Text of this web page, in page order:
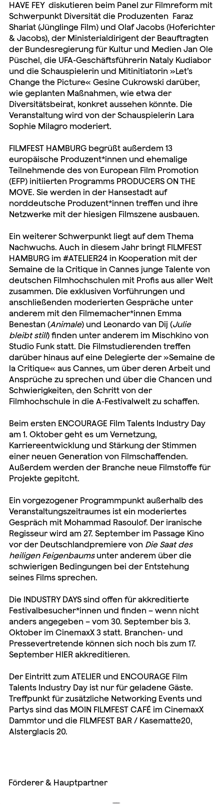
HAVE FEY diskutieren beim Panel zur Filmreform mit
Schwerpunkt Diversität die Produzenten Faraz
Shariat (Jünglinge Film) und Olaf Jacobs (Hoferichter
& Jacobs), der Ministerialdirigent der Beauftragten
der Bundesregierung für Kultur und Medien Jan Ole
Püschel, die UFA-Geschäftsführerin Nataly Kudiabor
und die Schauspielerin und Mitinitiatorin »Let’s
Change the Picture« Gesine Cukrowski darüber,
wie geplanten Maßnahmen, wie etwa der
Diversitätsbeirat, konkret aussehen könnte. Die
Veranstaltung wird von der Schauspielerin Lara
Sophie Milagromoderiert.
FILMFEST HAMBURG begrüßt außerdem 13
europäische Produzent*innen und ehemalige
Teilnehmende des von European Film Promotion
(EFP) initiierten Programms PRODUCERS ON THE
MOVE. Sie werden in der Hansestadt auf
norddeutsche Produzent*innen treffen und ihre
Netzwerke mit der hiesigen Filmszene ausbauen.
Ein weiterer Schwerpunkt liegt auf dem Thema
Nachwuchs. Auch in diesem Jahr bringt FILMFEST
HAMBURG im #ATELIER24 in Kooperation mit der
Semaine de la Critique in Cannes junge Talente von
deutschen Filmhochschulen mit Profis aus aller Welt
zusammen. Die exklusiven Vorführungen und
anschließenden moderierten Gespräche unter
anderem mit den Filmemacher*innen Emma
Benestan (Animale) und Leonardo van Dij (Julie
bleibt still) finden unter anderem im Mischkino von
Studio Funk statt. Die Filmstudierenden treffen
darüber hinaus auf eine Delegierte der »Semaine de
la Critique« aus Cannes, um über deren Arbeit und
Ansprüche zu sprechen und über die Chancen und
Schwierigkeiten, den Schritt von der
Filmhochschule in die A-Festivalwelt zu schaffen.
Beim ersten ENCOURAGE Film Talents Industry Day
am 1. Oktober geht es um Vernetzung,
Karriereentwicklung und Stärkung der Stimmen
einer neuen Generation von Filmschaffenden.
Außerdem werden der Branche neue Filmstoffe für
Projekte gepitcht.
Ein vorgezogener Programmpunkt außerhalb des
Veranstaltungszeitraumes ist ein moderiertes
Gespräch mit Mohammad Rasoulof. Der iranische
Regisseur wird am 27. September im Passage Kino
vor der Deutschlandpremiere von Die Saat des
heiligen Feigenbaumsunter anderem über die
schwierigen Bedingungen bei der Entstehung
seines Films sprechen.
Die INDUSTRY DAYS sind offen für akkreditierte
Festivalbesucher*innen und finden – wenn nicht
anders angegeben – vom 30. September bis 3.
Oktober im CinemaxX 3 statt. Branchen- und
Pressevertretende können sich noch bis zum 17.
September HIERakkreditieren.
Der Eintritt zum ATELIER und ENCOURAGE Film
Talents Industry Day ist nur für geladene Gäste.
Treffpunkt für zusätzliche Networking Events und
Partys sind das MOIN FILMFEST CAFÉ im CinemaxX
Dammtor und die FILMFEST BAR / Kasematte20,
Alsterglacis 20.
Förderer & Hauptpartner